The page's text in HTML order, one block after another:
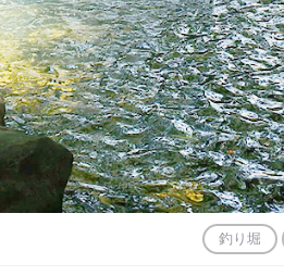
釣り堀